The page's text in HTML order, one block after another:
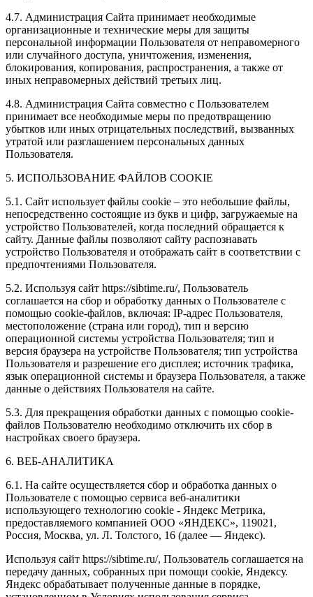
4.7. Администрация Сайта принимает необходимые
организационные и технические меры для защиты
персональной информации Пользователя от неправомерного
или случайного доступа, уничтожения, изменения,
блокирования, копирования, распространения, а также от
иных неправомерных действий третьих лиц.
4.8. Администрация Сайта совместно с Пользователем
принимает все необходимые меры по предотвращению
убытков или иных отрицательных последствий, вызванных
утратой или разглашением персональных данных
Пользователя.
5. ИСПОЛЬЗОВАНИЕ ФАЙЛОВ COOKIE
5.1. Сайт использует файлы cookie – это небольшие файлы,
непосредственно состоящие из букв и цифр, загружаемые на
устройство Пользователей, когда последний обращается к
сайту. Данные файлы позволяют сайту распознавать
устройство Пользователя и отображать сайт в соответствии с
предпочтениями Пользователя.
5.2. Используя сайт https://sibtime.ru/, Пользователь
соглашается на сбор и обработку данных о Пользователе с
помощью cookie-файлов, включая: IP-адрес Пользователя,
местоположение (страна или город), тип и версию
операционной системы устройства Пользователя; тип и
версия браузера на устройстве Пользователя; тип устройства
Пользователя и разрешение его дисплея; источник трафика,
язык операционной системы и браузера Пользователя, а также
данные о действиях Пользователя на сайте.
5.3. Для прекращения обработки данных с помощью cookie-
файлов Пользователю необходимо отключить их сбор в
настройках своего браузера.
6. ВЕБ-АНАЛИТИКА
6.1. На сайте осуществляется сбор и обработка данных о
Пользователе с помощью сервиса веб-аналитики
использующего технологию cookie - Яндекс Метрика,
предоставляемого компанией ООО «ЯНДЕКС», 119021,
Россия, Москва, ул. Л. Толстого, 16 (далее — Яндекс).
Используя сайт https://sibtime.ru/, Пользователь соглашается на
передачу данных, собранных при помощи cookie, Яндексу.
Яндекс обрабатывает полученные данные в порядке,